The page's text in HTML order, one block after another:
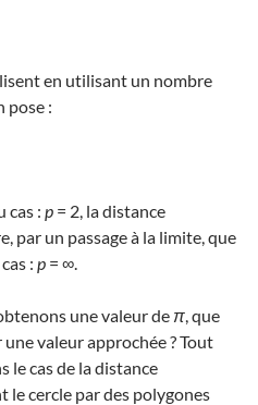
en utilisant un nombre
pose :
cas : p = 2, la distance
par un passage à la limite, que
: p = ∞.
une valeur de π, que
valeur approchée ? Tout
le cas de la distance
le cercle par des polygones